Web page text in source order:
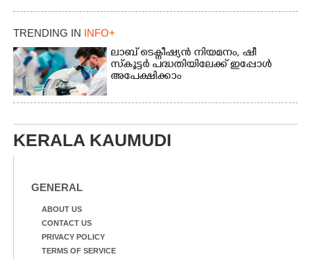
TRENDING IN INFO+
ലാബ് ടെക്നീഷ്യൻ നിയമനം, ഷീ
സ്‌കൂട്ടർ പദ്ധതിയിലേക്ക് ഇപ്പോൾ
അപേക്ഷിക്കാം
KERALA KAUMUDI
GENERAL
ABOUT US
CONTACT US
PRIVACY POLICY
TERMS OF SERVICE